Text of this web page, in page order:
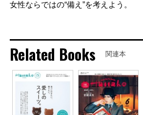
女性ならではの“備え”を考えよう。
Related Books 関連本